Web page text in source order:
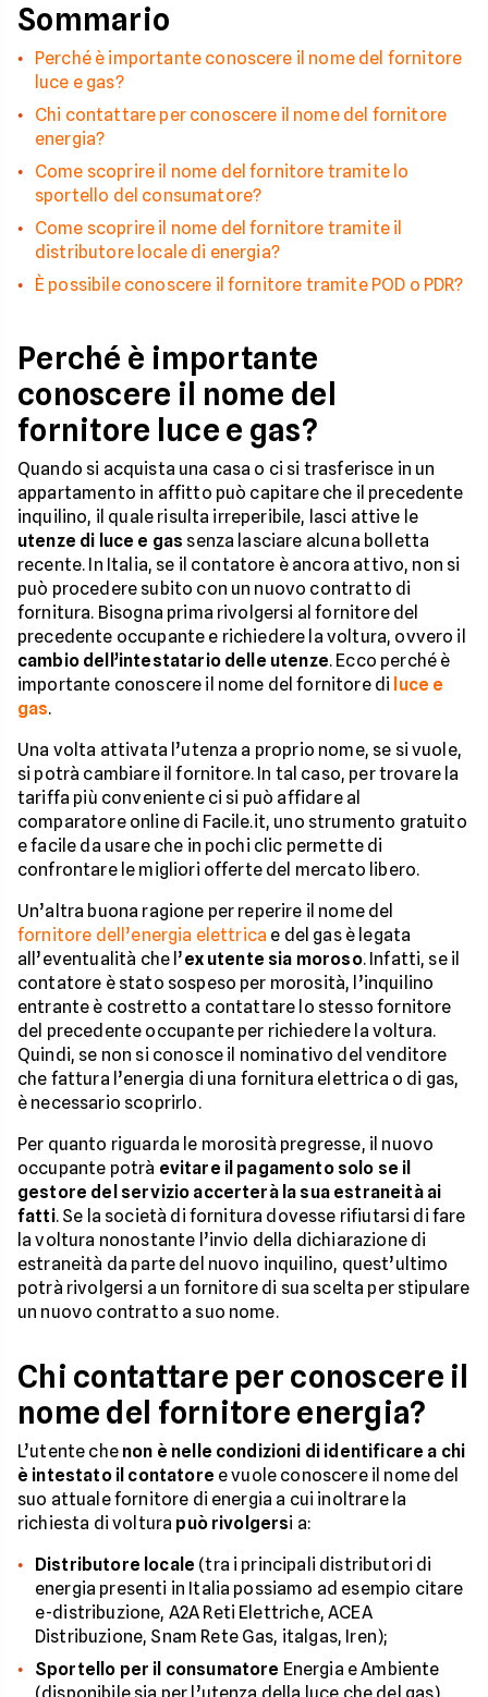
Sommario
Perché è importante conoscere il nome del fornitore
luce e gas?
Chi contattare per conoscere il nome del fornitore
energia?
Come scoprire il nome del fornitore tramite lo
sportello del consumatore?
Come scoprire il nome del fornitore tramite il
distributore locale di energia?
È possibile conoscere il fornitore tramite POD o PDR?
Perché è importante
conoscere il nome del
fornitore luce e gas?
Quando si acquista una casa o ci si trasferisce in un
appartamento in affitto può capitare che il precedente
inquilino, il quale risulta irreperibile, lasci attive le
utenze di luce e gas senza lasciare alcuna bolletta
recente. In Italia, se il contatore è ancora attivo, non si
può procedere subito con un nuovo contratto di
fornitura. Bisogna prima rivolgersi al fornitore del
precedente occupante e richiedere la voltura, ovvero il
cambio dell’intestatario delle utenze. Ecco perché è
importante conoscere il nome del fornitore di luce e
gas.
Una volta attivata l’utenza a proprio nome, se si vuole,
si potrà cambiare il fornitore. In tal caso, per trovare la
tariffa più conveniente ci si può affidare al
comparatore online di Facile.it, uno strumento gratuito
e facile da usare che in pochi clic permette di
confrontare le migliori offerte del mercato libero.
Un’altra buona ragione per reperire il nome del
fornitore dell’energia elettrica e del gas è legata
all’eventualità che l’ex utente sia moroso. Infatti, se il
contatore è stato sospeso per morosità, l’inquilino
entrante è costretto a contattare lo stesso fornitore
del precedente occupante per richiedere la voltura.
Quindi, se non si conosce il nominativo del venditore
che fattura l’energia di una fornitura elettrica o di gas,
è necessario scoprirlo.
Per quanto riguarda le morosità pregresse, il nuovo
occupante potrà evitare il pagamento solo se il
gestore del servizio accerterà la sua estraneità ai
fatti. Se la società di fornitura dovesse rifiutarsi di fare
la voltura nonostante l’invio della dichiarazione di
estraneità da parte del nuovo inquilino, quest’ultimo
potrà rivolgersi a un fornitore di sua scelta per stipulare
un nuovo contratto a suo nome.
Chi contattare per conoscere il
nome del fornitore energia?
L’utente che non è nelle condizioni di identificare a chi
è intestato il contatore e vuole conoscere il nome del
suo attuale fornitore di energia a cui inoltrare la
richiesta di voltura può rivolgersi a:
Distributore locale (tra i principali distributori di
energia presenti in Italia possiamo ad esempio citare
e-distribuzione, A2A Reti Elettriche, ACEA
Distribuzione, Snam Rete Gas, italgas, Iren);
Sportello per il consumatore Energia e Ambiente